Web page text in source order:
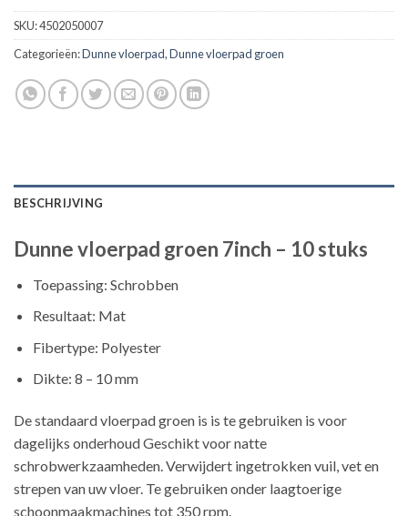
SKU:4502050007
Categorieën:Dunne vloerpad,Dunne vloerpad groen
BESCHRIJVING
Dunne vloerpad groen 7inch – 10 stuks
Toepassing: Schrobben
Resultaat: Mat
Fibertype: Polyester
Dikte: 8 – 10 mm
De standaard vloerpad groen is is te gebruiken is voor
dagelijks onderhoud Geschikt voor natte
schrobwerkzaamheden. Verwijdert ingetrokken vuil, vet en
strepen van uw vloer. Te gebruiken onder laagtoerige
schoonmaakmachines tot 350 rpm.